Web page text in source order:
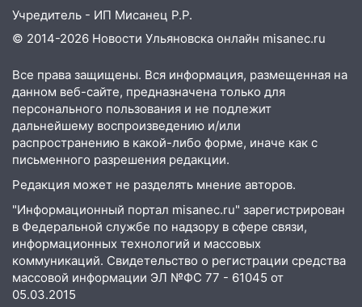
120 тысяч долга
опасность» на территории Ульяновской
области
11:30 Кабмин РФ разрешил до 1 июля
2027 года импорт, выпуск и обращение
бензина Евро 2, Евро 3, Евро 4
11:12
Соцсети: на Рябикова автомобиль
врезался в забор
10:27 Где есть бензин в Ульяновске
днем 6 августа: список АЗС
10:16
Внимание! В Ульяновской области
объявлена ракетная опасность
Учредитель - ИП Мисанец Р.Р.
© 2014-2026 Новости Ульяновска онлайн misanec.ru
Все права защищены. Вся информация, размещенная на
данном веб-сайте, предназначена только для
персонального пользования и не подлежит
дальнейшему воспроизведению и/или
распространению в какой-либо форме, иначе как с
письменного разрешения редакции.
Редакция может не разделять мнение авторов.
"Информационный портал misanec.ru" зарегистрирован
в Федеральной службе по надзору в сфере связи,
информационных технологий и массовых
коммуникаций. Свидетельство о регистрации средства
массовой информации ЭЛ №ФС 77 - 61045 от
05.03.2015